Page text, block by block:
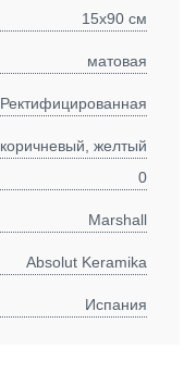
15x90 см
матовая
Ректифицированная
коричневый, желтый
0
Marshall
Absolut Keramika
Испания